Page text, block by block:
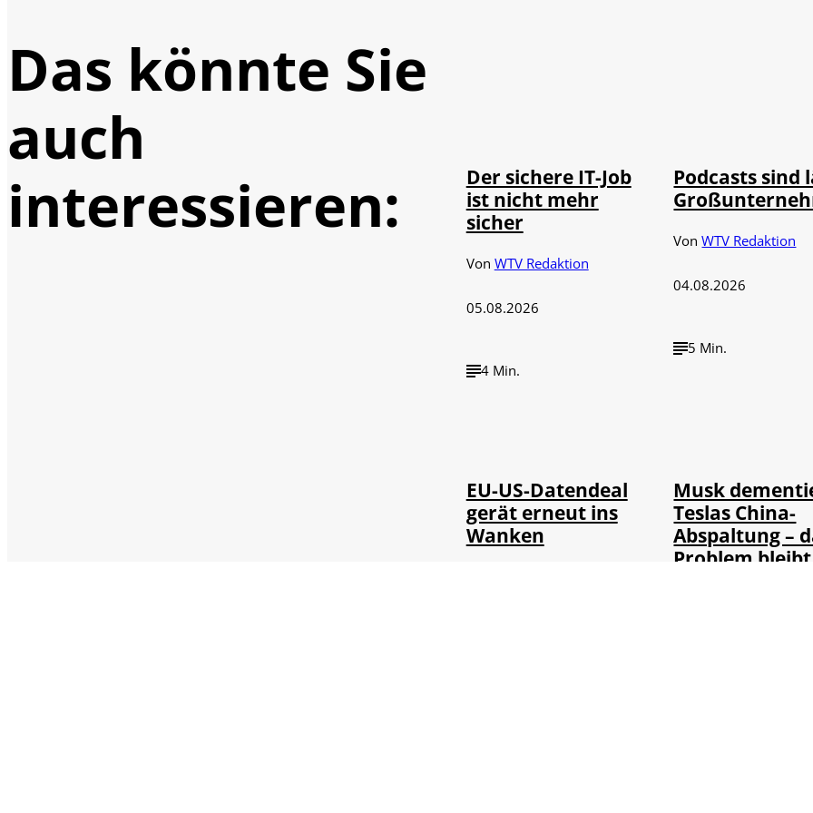
Das könnte Sie
auch
interessieren:
Der sichere IT-Job
ist nicht mehr
sicher
Von WTV Redaktion
05.08.2026
4 Min.
Podcasts sind
VonWTV Redaktion
04.08.2026
5 Min.
EU-US-Datendeal
gerät erneut ins
Wanken
Musk
Teslas China-
Abspaltung –
Problem bleibt